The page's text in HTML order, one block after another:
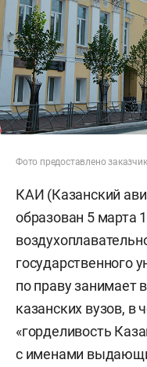
Фото предоставлено
КАИ (Казанский
образован 5 марта
государственного
по праву занимает
казанских вузов,
«горделивость
с именами